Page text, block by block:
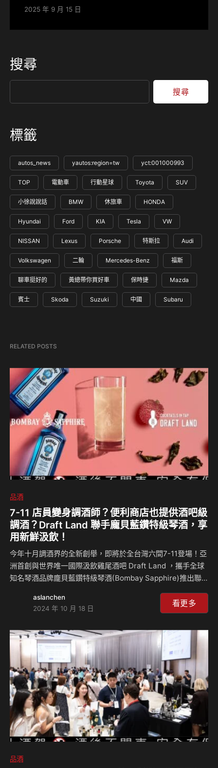
2025 年 9 月 15 日
搜尋
搜尋
標籤
autos_news yautos:region=tw yct:001000993
TOP 電動車 行動星球 Toyota SUV
小徐說說話 BMW 休旅車 HONDA
Hyundai Ford KIA Tesla VW
NISSAN Lexus Porsche 特斯拉 Audi
Volkswagen 二輪 Mercedes-Benz 福斯
聊車挺好的 黃總帶你買好車 保時捷 Mazda
賓士 Skoda Suzuki 中國 Subaru
RELATED POSTS
品酒
7-11 店員變身調酒師？便利商店也提供酒吧級
調酒？Draft Land 聯手龐貝藍鑽特級琴酒，享
用新鮮汲飲！
今年十月調酒界的全新創舉，即將於全台灣六間7-11登場！亞
洲首創與世界唯一國際汲飲雞尾酒吧 Draft Land ，攜手全球
知名琴酒品牌龐貝藍鑽特級琴酒(Bombay Sapphire)推出聯
驗日新月異，近年也逐漸從酒吧吧台後走出、推出瓶裝化，讓
消費者對於調酒有更多不同選擇。此次三方合作更是打破傳統
現出無限創新的可能性，將汲飲雞尾酒(draft cocktails)體驗
帶入日常生活中。 不再受限於酒吧空間，只需走進7-11便利
商店，也能透過汲飲系統出酒技術，獲得風味品質始終一致的
雞尾…
aslanchen
2024 年 10 月 18 日
看更多
品酒